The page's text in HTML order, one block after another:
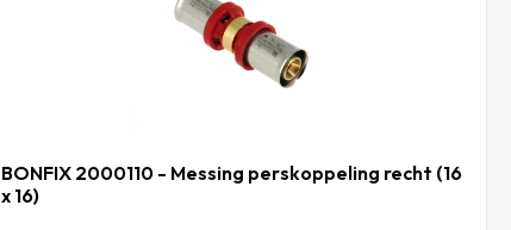
BONFIX 2000110 - Messing perskoppeling recht (16
x 16)